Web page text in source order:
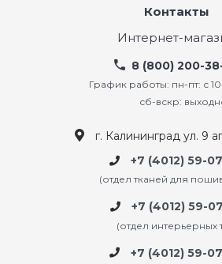
Контакты
Интернет-
8 (800) 200-
График работы: пн-пт: с
сб-вскр:
г. Калининград ул. 9
+7 (4012) 59-
(отдел тканей для
+7 (4012) 59-
(отдел интерьерных
+7 (4012) 59-